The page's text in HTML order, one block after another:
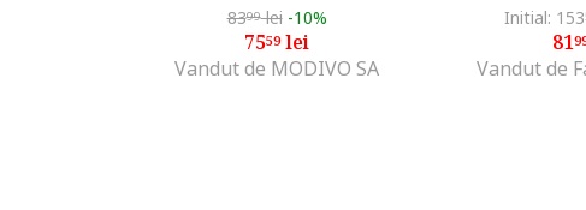
8399lei -10%
7559lei
Vandut de MODIVO SA
Initial: 153
81
Vandut de